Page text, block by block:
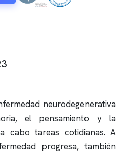
neurodegenerativa
el pensamiento y la
cabo tareas cotidianas. A
progresa, también